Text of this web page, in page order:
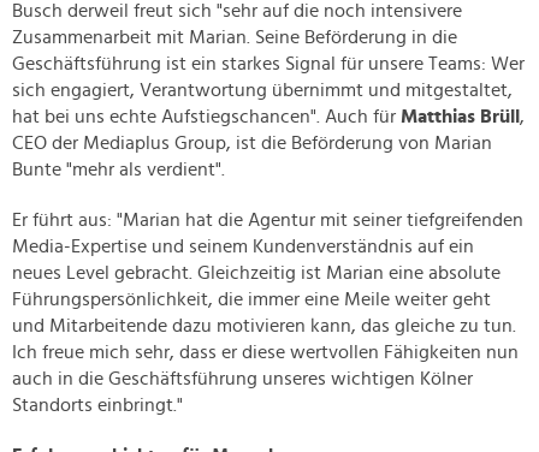
Busch derweil freut sich "sehr auf die noch intensivere
Zusammenarbeit mit Marian. Seine Beförderung in die
Geschäftsführung ist ein starkes Signal für unsere Teams: Wer
sich engagiert, Verantwortung übernimmt und mitgestaltet,
hat bei uns echte Aufstiegschancen". Auch für Matthias Brüll ,
CEO der Mediaplus Group, ist die Beförderung von Marian
Bunte "mehr als verdient".
Er führt aus: "Marian hat die Agentur mit seiner tiefgreifenden
Media-Expertise und seinem Kundenverständnis auf ein
neues Level gebracht. Gleichzeitig ist Marian eine absolute
Führungspersönlichkeit, die immer eine Meile weiter geht
und Mitarbeitende dazu motivieren kann, das gleiche zu tun.
Ich freue mich sehr, dass er diese wertvollen Fähigkeiten nun
auch in die Geschäftsführung unseres wichtigen Kölner
Standorts einbringt."